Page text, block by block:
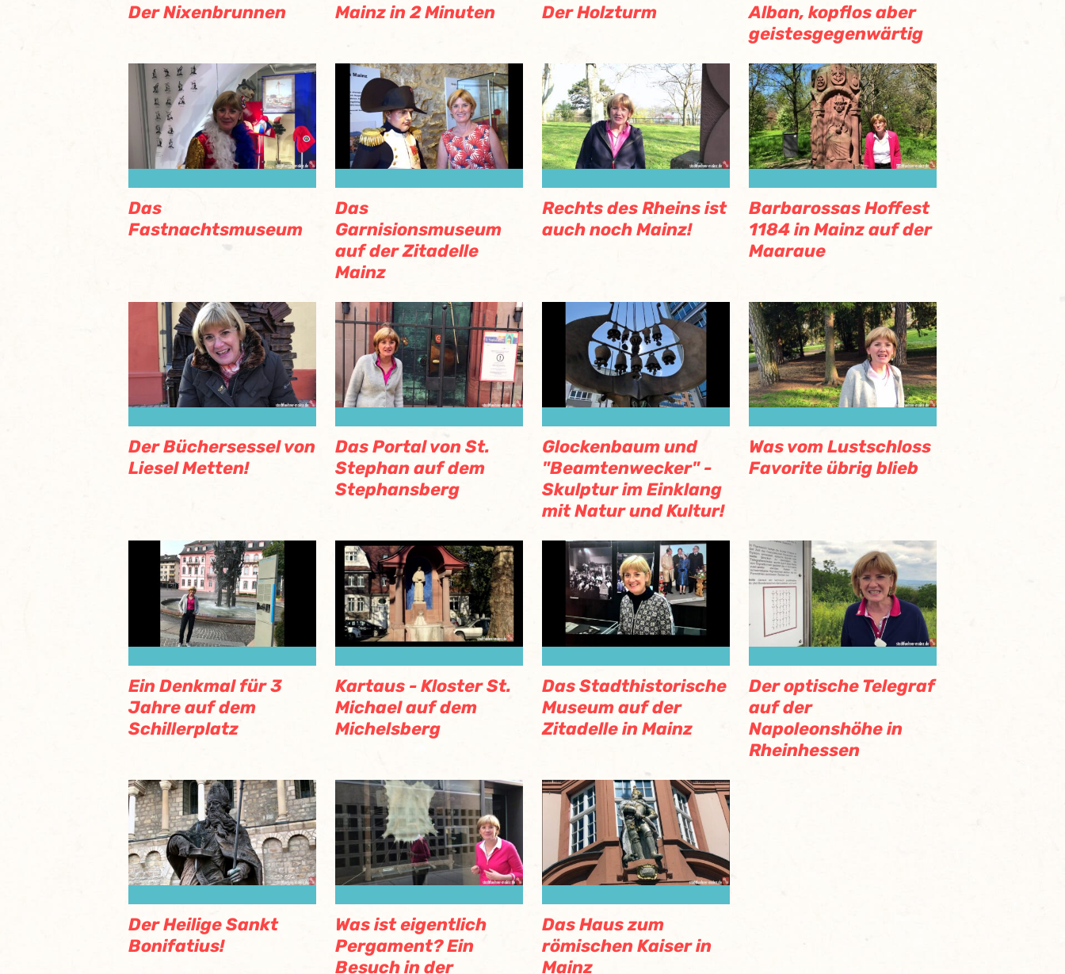
Der Nixenbrunnen Mainz in 2 Minuten Der Holzturm
Alban, kopflos aber
geistesgegenwärtig
Das
Fastnachtsmuseum
Das
Garnisionsmuseum
auf der Zitadelle
Mainz
Rechts des Rheins ist
auch noch Mainz!
Barbarossas Hoffest
1184 in Mainz auf der
Maaraue
Der Büchersessel von
Liesel Metten!
Das Portal von St.
Stephan auf dem
Stephansberg
Glockenbaum und
"Beamtenwecker" -
Skulptur im Einklang
mit Natur und Kultur!
Was vom Lustschloss
Favorite übrig blieb
Ein Denkmal für 3
Jahre auf dem
Schillerplatz
Kartaus - Kloster St.
Michael auf dem
Michelsberg
Das Stadthistorische
Museum auf der
Zitadelle in Mainz
Der optische Telegraf
auf der
Napoleonshöhe in
Rheinhessen
Der Heilige Sankt
Bonifatius!
Was ist eigentlich
Pergament? Ein
Besuch in der
Das Haus zum
römischen Kaiser in
Mainz